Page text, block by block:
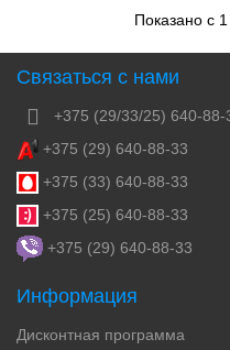
Показано с
Связаться с нами
+375 (29/33/25) 640-88-
+375 (29) 640-88-33
+375 (33) 640-88-33
+375 (25) 640-88-33
+375 (29) 640-88-33
Информация
Дисконтная программа